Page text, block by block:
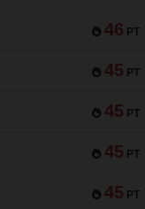
46 PT
45 PT
45 PT
45 PT
45 PT